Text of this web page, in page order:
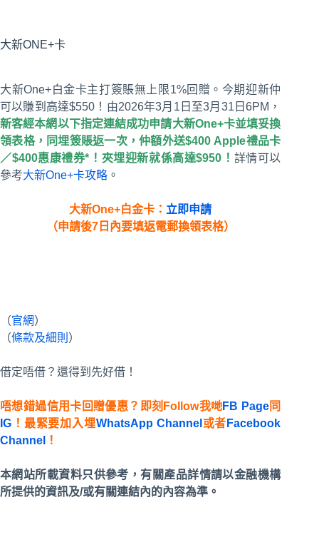
大新ONE+卡
大新One+白金卡主打簽賬無上限1%回贈。今期迎新仲
可以賺到高達$550！由2026年3月1日至3月31日6PM，
新客經本網以下指定連結成功申請大新One+卡並填妥換
領表格，同埋簽賬返一次，仲額外送$400 Apple禮品卡
／$400惠康禮券*！夾埋迎新就係高達$950！ 詳情可以
參考大新One+卡攻略 。
大新One+白金卡： 立即申請
（申請後7日內要填返電郵換領表格）
（官網）
（條款及細則 ）
借定唔借？還得到先好借！
唔想錯過信用卡回贈優惠？即刻Follow我哋FB Page同
IG ！最緊要加入埋WhatsApp Channel 或者 Facebook
Channel
！
本網站所載資料只供參考，有關產品詳情請以金融機構
所提供的資訊及/或有關連結內的內容為準。